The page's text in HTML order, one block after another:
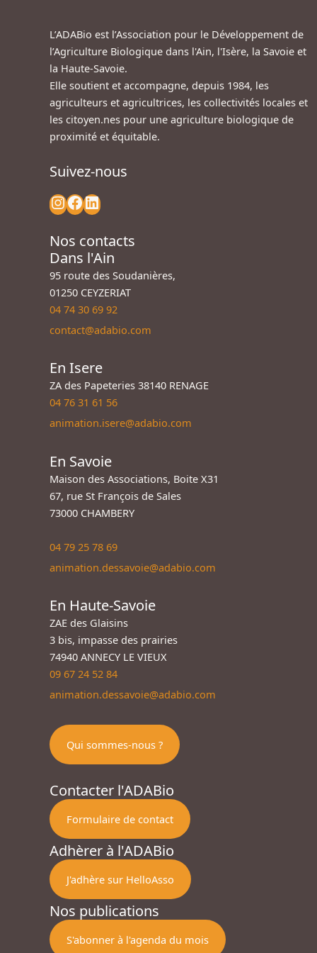
L’ADABio est l’Association pour le Développement de
l’Agriculture Biologique dans l'Ain, l'Isère, la Savoie et
la Haute-Savoie.
Elle soutient et accompagne, depuis 1984, les
agriculteurs et agricultrices, les collectivités locales et
les citoyen.nes pour une agriculture biologique de
proximité et équitable.
Suivez-nous
Nos contacts
Dans l'Ain
95 route des Soudanières,
01250 CEYZERIAT
04 74 30 69 92
contact@adabio.com
En Isere
ZA des Papeteries 38140 RENAGE
04 76 31 61 56
animation.isere@adabio.com
En Savoie
Maison des Associations, Boite X31
67, rue St François de Sales
73000 CHAMBERY
04 79 25 78 69
animation.dessavoie@adabio.com
En Haute-Savoie
ZAE des Glaisins
3 bis, impasse des prairies
74940 ANNECY LE VIEUX
09 67 24 52 84
animation.dessavoie@adabio.com
Qui sommes-nous ?
Contacter l'ADABio
Formulaire de contact
Adhèrer à l'ADABio
J'adhère sur HelloAsso
Nos publications
S'abonner à l'agenda du mois